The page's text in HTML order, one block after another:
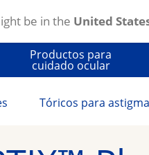
Productos para
cuidado ocular
Tóricos para
be in the United